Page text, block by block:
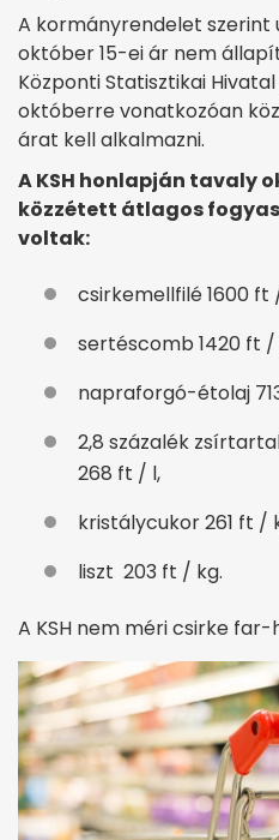
A kormányrendelet szerint
október 15-ei ár nem
Központi Statisztikai
októberre vonatkozóan
árat kell alkalmazni.
A KSH honlapján tavaly
közzétett átlagos
voltak:
csirkemellfilé 1600 ft
sertéscomb 1420 ft /
napraforgó-étolaj
2,8 százalék
268 ft / l,
kristálycukor 261 ft /
liszt 203 ft / kg.
A KSH nem méri csirke